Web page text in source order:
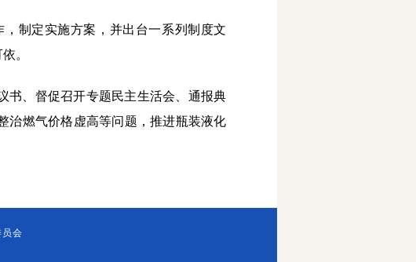
制定实施方案，并出台一系列制度文
。
书、督促召开专题民主生活会、通报典
治燃气价格虚高等问题，推进瓶装液化
会